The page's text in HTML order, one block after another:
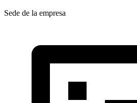
Sede de la empresa